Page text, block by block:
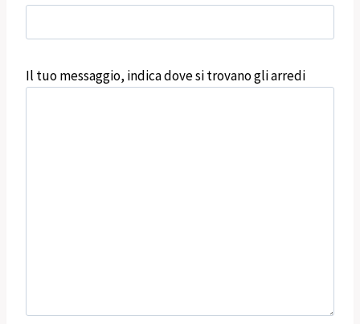
Il tuo messaggio, indica dove si trovano gli arredi